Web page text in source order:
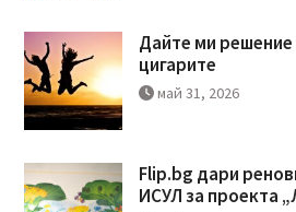
Дайте ми
цигарите
май 31, 2026
Flip.bg дари
ИСУЛ за проекта